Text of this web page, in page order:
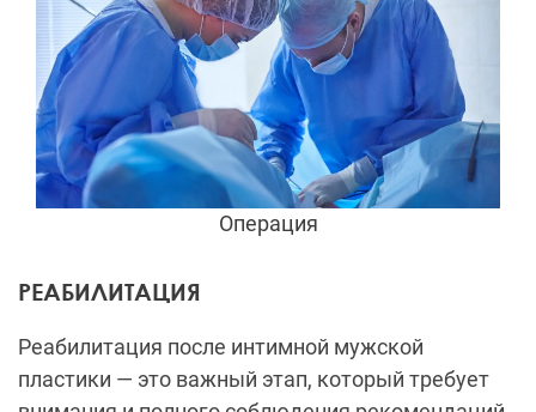
Операция
РЕАБИЛИТАЦИЯ
Реабилитация после интимной мужской
пластики — это важный этап, который требует